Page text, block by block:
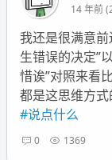
14 年前
我还是很满意
生错误的决定”
惜诶”对照来看
都是这思维方式
#说点什么
0 1369